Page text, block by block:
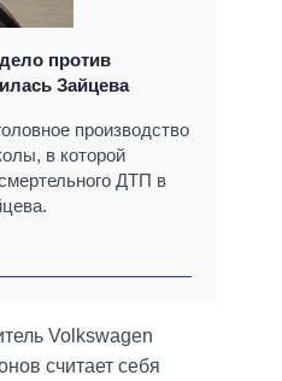
против
Зайцева
производство
в которой
ДТП в
Volkswagen
считает себя